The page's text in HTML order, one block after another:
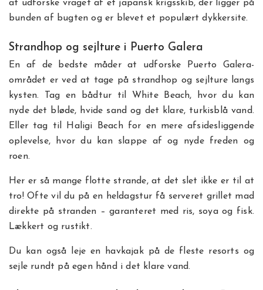
at udforske vraget af et japansk krigsskib, der ligger på
bunden af bugten og er blevet et populært dykkersite.
Strandhop og sejlture i Puerto Galera
En af de bedste måder at udforske Puerto Galera-
området er ved at tage på strandhop og sejlture langs
kysten. Tag en bådtur til White Beach, hvor du kan
nyde det bløde, hvide sand og det klare, turkisblå vand.
Eller tag til Haligi Beach for en mere afsidesliggende
oplevelse, hvor du kan slappe af og nyde freden og
roen.
Her er så mange flotte strande, at det slet ikke er til at
tro! Ofte vil du på en heldagstur få serveret grillet mad
direkte på stranden – garanteret med ris, soya og fisk.
Lækkert og rustikt.
Du kan også leje en havkajak på de fleste resorts og
sejle rundt på egen hånd i det klare vand.